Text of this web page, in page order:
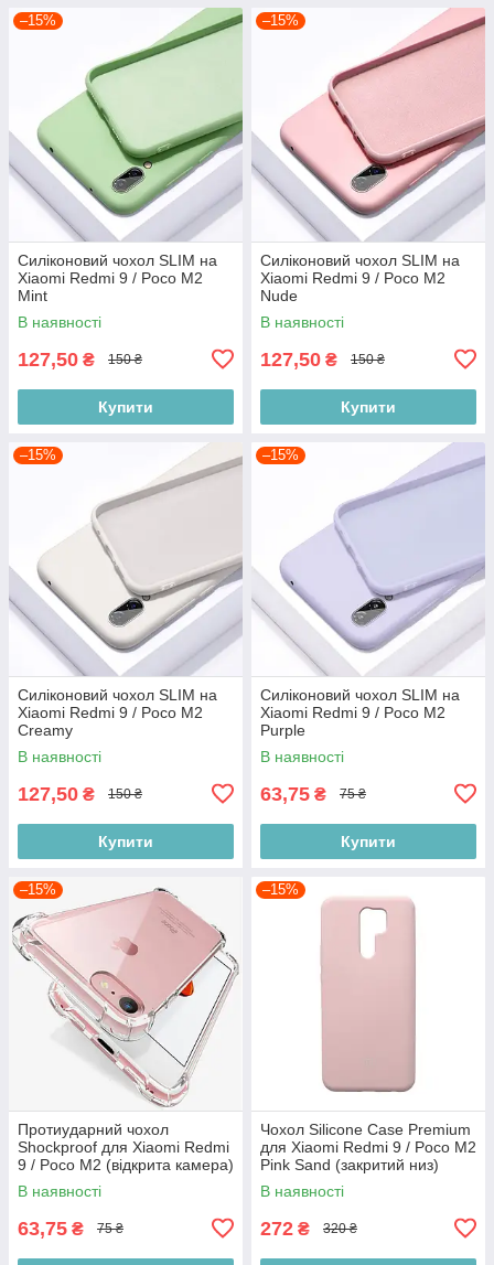
–15%
Силіконовий чохол SLIM на
Xiaomi Redmi 9 / Poco M2
Mint
В наявності
127,50 ₴ 150 ₴
Купити
–15%
Силіконовий чохол SLIM на
Xiaomi Redmi 9 / Poco M2
Nude
В наявності
127,50 ₴ 150 ₴
Купити
–15%
Силіконовий чохол SLIM на
Xiaomi Redmi 9 / Poco M2
Creamy
В наявності
127,50 ₴ 150 ₴
Купити
–15%
Силіконовий чохол SLIM на
Xiaomi Redmi 9 / Poco M2
Purple
В наявності
63,75 ₴ 75 ₴
Купити
–15%
Протиударний чохол
Shockproof для Xiaomi Redmi
9 / Poco M2 (відкрита камера)
В наявності
63,75 ₴ 75 ₴
–15%
Чохол Silicone Case Premium
для Xiaomi Redmi 9 / Poco M2
Pink Sand (закритий низ)
В наявності
272 ₴ 320 ₴